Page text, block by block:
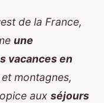
de la France,
une
vacances en
montagnes,
aux séjours